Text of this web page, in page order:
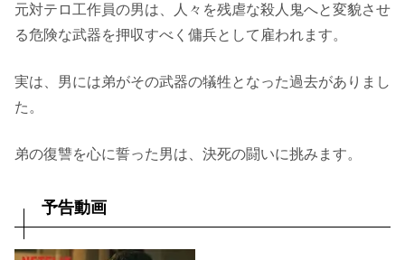
元対テロ工作員の男は、人々を残虐な殺人鬼へと変貌させ
る危険な武器を押収すべく傭兵として雇われます。
実は、男には弟がその武器の犠牲となった過去がありまし
た。
弟の復讐を心に誓った男は、決死の闘いに挑みます。
予告動画